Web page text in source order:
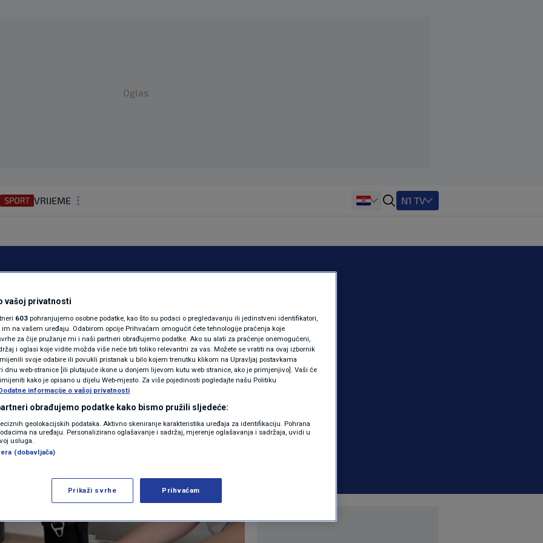
Oglas
VRIJEME
REGIJA
MAGAZIN
KOLUMNE
N1(DIS)INFO
KLIMATSKE PROMJENE
FOTO
VIDEO
N1 TV
Goljak
rehabilitaciju
0 komentara
Više
vašoj privatnosti
603 pohranjujemo osobne podatke, kao što su podaci o pregledavanju ili jedinstveni identifikatori,
na vašem uređaju. Odabirom opcije Prihvaćam omogućit ćete tehnologije praćenja koje
za čije pružanje mi i naši partneri obrađujemo podatke. Ako su alati za praćenje onemogućeni,
i oglasi koje vidite možda više neće biti toliko relevantni za vas. Možete se vratiti na ovaj izbornik
svoje odabire ili povukli pristanak u bilo kojem trenutku klikom na Upravljaj postavkama
dnu web-stranice [ili plutajuće ikone u donjem lijevom kutu web stranice, ako je primjenjivo]. Vaši će
kako je opisano u dijelu Web-mjesto. Za više pojedinosti pogledajte našu Politiku
informacije o vašoj privatnosti
obrađujemo podatke kako bismo pružili sljedeće:
geolokacijskih podataka. Aktivno skeniranje karakteristika uređaja za identifikaciju. Pohrana
na uređaju. Personalizirano oglašavanje i sadržaj, mjerenje oglašavanja i sadržaja, uvidi u
usluga.
(dobavljača)
Prikaži svrhe Prihvaćam